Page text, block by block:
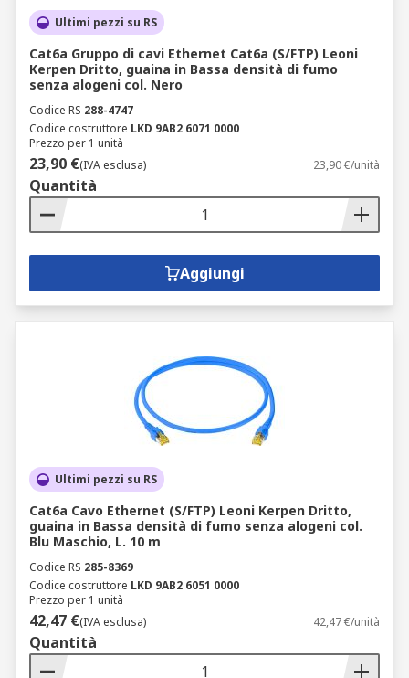
Ultimi pezzi su RS
Cat6a Gruppo di cavi Ethernet Cat6a (S/FTP) Leoni
Kerpen Dritto, guaina in Bassa densità di fumo
senza alogeni col. Nero
Codice RS 288-4747
Codice costruttore LKD 9AB2 6071 0000
Prezzo per 1 unità
23,90 €(IVA esclusa) 23,90 €/unità
Quantità
Aggiungi
Ultimi pezzi su RS
Cat6a Cavo Ethernet (S/FTP) Leoni Kerpen Dritto,
guaina in Bassa densità di fumo senza alogeni col.
Blu Maschio, L. 10 m
Codice RS 285-8369
Codice costruttore LKD 9AB2 6051 0000
Prezzo per 1 unità
42,47 €(IVA esclusa) 42,47 €/unità
Quantità